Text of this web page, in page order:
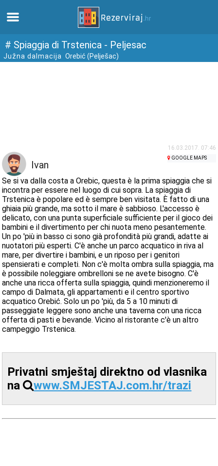
Casa
webcams
Incontra Croazia
musei
# Spiaggia di Trstenica - Peljesac
Južna dalmacija Orebić (Pelješac)
16.03.2017. 07:46
Ivan
GOOGLE MAPS
Se si va dalla costa a Orebic, questa è la prima spiaggia che si
incontra per essere nel luogo di cui sopra. La spiaggia di
Trstenica è popolare ed è sempre ben visitata. È fatto di una
ghiaia più grande, ma sotto il mare è sabbioso. L'accesso è
delicato, con una punta superficiale sufficiente per il gioco dei
bambini e il divertimento per chi nuota meno pesantemente.
Un po 'più in basso ci sono già profondità più grandi, adatte ai
nuotatori più esperti. C'è anche un parco acquatico in riva al
mare, per divertire i bambini, e un riposo per i genitori
spensierati e completi. Non c'è molta ombra sulla spiaggia, ma
è possibile noleggiare ombrelloni se ne avete bisogno. C'è
anche una ricca offerta sulla spiaggia, quindi menzioneremo il
campo di Dalmata, gli appartamenti e il centro sportivo
acquatico Orebić. Solo un po 'più, da 5 a 10 minuti di
passeggiate leggere sono anche una taverna con una ricca
offerta di pasti e bevande. Vicino al ristorante c'è un altro
campeggio Trstenica.
Privatni smještaj direktno od vlasnika
na
www.SMJESTAJ.com.hr/trazi